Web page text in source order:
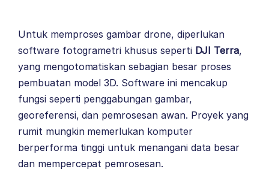
Untuk memproses gambar drone, diperlukan
software fotogrametri khusus seperti DJI Terra,
yang mengotomatiskan sebagian besar proses
pembuatan model 3D. Software ini mencakup
fungsi seperti penggabungan gambar,
georeferensi, dan pemrosesan awan. Proyek yang
rumit mungkin memerlukan komputer
berperforma tinggi untuk menangani data besar
dan mempercepat pemrosesan.